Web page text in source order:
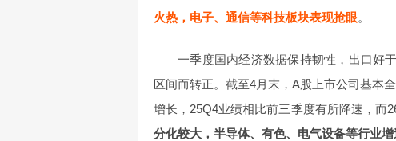
火热，电子、通信等科技板块表现抢眼。
一季度国内经济数据保持韧性，出口好
区间而转正。截至4月末，A股上市公司基本
增长，25Q4业绩相比前三季度有所降速，而
分化较大，半导体、有色、电气设备等行业